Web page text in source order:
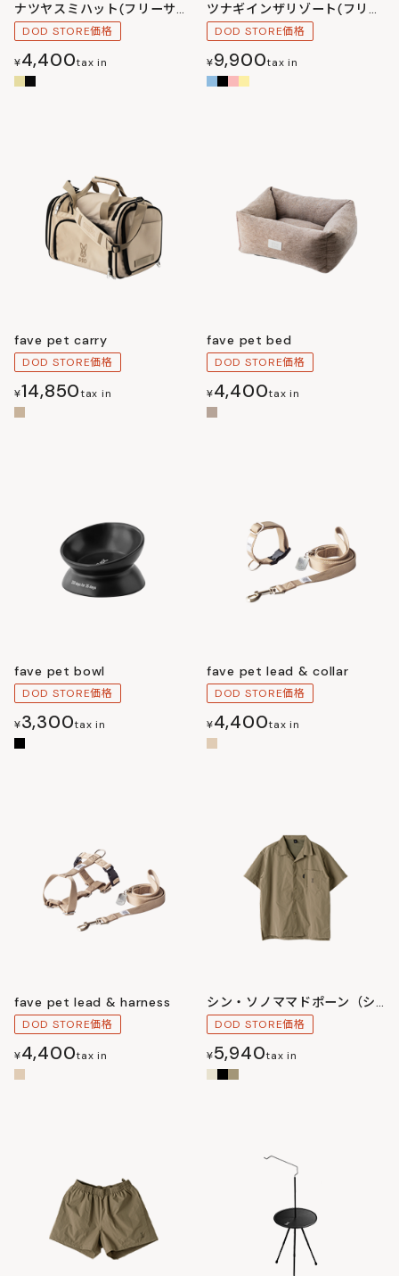
ナツヤスミハット(フリーサイズ)
DOD STORE価格
¥4,400tax in
ツナギインザリゾート(フリーサイズ)
DOD STORE価格
¥9,900tax in
fave pet carry
DOD STORE価格
¥14,850tax in
fave pet bed
DOD STORE価格
¥4,400tax in
fave pet bowl
DOD STORE価格
¥3,300tax in
fave pet lead & collar
DOD STORE価格
¥4,400tax in
fave pet lead & harness
DOD STORE価格
¥4,400tax in
シン・ソノママドポーン（シャツ）M/L/XL
DOD STORE価格
¥5,940tax in